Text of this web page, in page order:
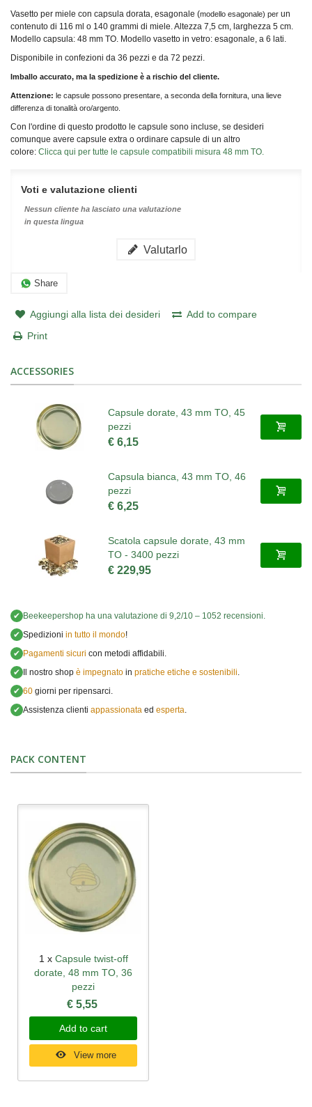
Vasetto per miele con capsula dorata, esagonale (modello esagonale) per un
contenuto di 116 ml o 140 grammi di miele. Altezza 7,5 cm, larghezza 5 cm.
Modello capsula: 48 mm TO. Modello vasetto in vetro: esagonale, a 6 lati.
Disponibile in confezioni da 36 pezzi e da 72 pezzi.
Imballo accurato, ma la spedizione è a rischio del cliente.
Attenzione: le capsule possono presentare, a seconda della fornitura, una lieve
differenza di tonalità oro/argento.
Con l'ordine di questo prodotto le capsule sono incluse, se desideri
comunque avere capsule extra o ordinare capsule di un altro
colore: Clicca qui per tutte le capsule compatibili misura 48 mm TO.
Voti e valutazione clienti
Nessun cliente ha lasciato una valutazione
in questa lingua
Valutarlo
Share
Aggiungi alla lista dei desideri
Add to compare
Print
ACCESSORIES
Capsule dorate, 43 mm TO, 45
pezzi
€ 6,15
Capsula bianca, 43 mm TO, 46
pezzi
€ 6,25
Scatola capsule dorate, 43 mm
TO - 3400 pezzi
€ 229,95
✔ Beekeepershop ha una valutazione di 9,2/10 – 1052 recensioni.
✔ Spedizioni in tutto il mondo!
✔ Pagamenti sicuri con metodi affidabili.
✔
Il nostro shop è impegnato in pratiche etiche e sostenibili.
✔ 60 giorni per ripensarci.
✔ Assistenza clienti appassionata ed esperta.
PACK CONTENT
1 x Capsule twist-off
dorate, 48 mm TO, 36
pezzi
€ 5,55
Add to cart
View more